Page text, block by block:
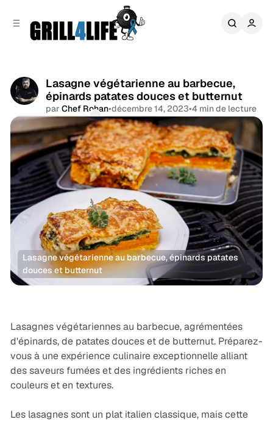
Lasagne végétarienne au barbecue,
épinards patates douces et butternut
par Chef Rohan•décembre 14, 2023•4 min de lecture
Commentaires
Partager
Lasagne végétarienne au barbecue, épinards patates
douces et butternut
Légumes, Veggie Recettes Healthy
Lasagnes végétariennes au barbecue, agrémentées
d'épinards, de patates douces et de butternut. Préparez-
vous à une expérience culinaire exceptionnelle alliant
des saveurs fumées et des ingrédients riches en
couleurs et en textures.
Les lasagnes sont un plat italien classique, mais cette